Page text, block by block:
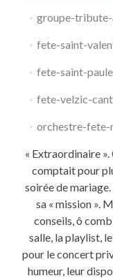
groupe-tribute-
fete-saint-
fete-saint-
fete-velzic-
orchestre-
« Extraordinaire
comptait pour
soirée de mariage.
sa « mission ».
conseils, ô
salle, la playlist,
pour le concert
humeur, leur